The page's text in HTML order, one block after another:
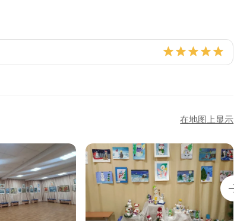
在地图上显示